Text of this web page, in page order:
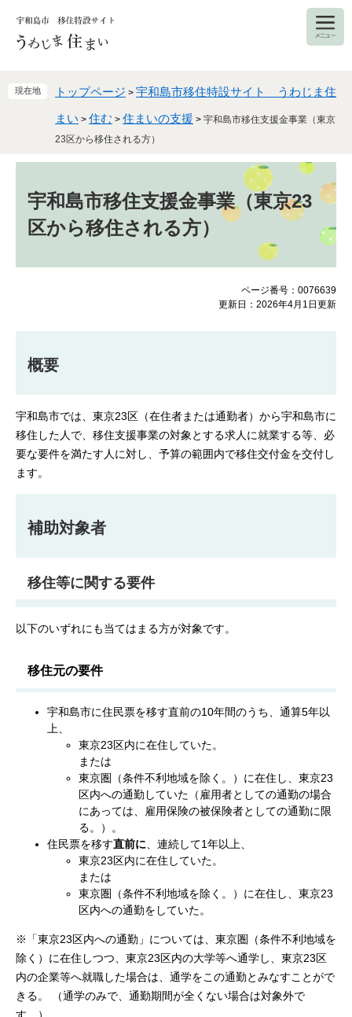
現在地 トップページ > 宇和島市移住特設サイト うわじま住
まい > 住む > 住まいの支援 > 宇和島市移住支援金事業（東京
23区から移住される方）
宇和島市移住支援金事業（東京23
区から移住される方）
ページ番号：0076639
更新日：2026年4月1日更新
概要
宇和島市では、東京23区（在住者または通勤者）から宇和島市に
移住した人で、移住支援事業の対象とする求人に就業する等、必
要な要件を満たす人に対し、予算の範囲内で移住交付金を交付し
ます。
補助対象者
移住等に関する要件
以下のいずれにも当てはまる方が対象です。
移住元の要件
宇和島市に住民票を移す直前の10年間のうち、通算5年以
上、
東京23区内に在住していた。
または
東京圏（条件不利地域を除く。）に在住し、東京23
区内への通勤していた（雇用者としての通勤の場合
にあっては、雇用保険の被保険者としての通勤に限
る。）。
住民票を移す直前に 、連続して1年以上、
東京23区内に在住していた。
または
東京圏（条件不利地域を除く。）に在住し、東京23
区内への通勤をしていた。
※「東京23区内への通勤」については、東京圏（条件不利地域を
除く）に在住しつつ、東京23区内の大学等へ通学し、東京23区
内の企業等へ就職した場合は、通学をこの通勤とみなすことがで
きる。 （通学のみで、通勤期間が全くない場合は対象外で